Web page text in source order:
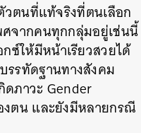
ตนที่แท้จริงที่ตนเลือก
ศจากคนทุกกลุ่มอยู่เช่นนี้
ซ์ให้มีหน้าเรียวสวยได้
รทัดฐานทางสังคม
ภาวะ Gender
งตน และยังมีหลายกรณี